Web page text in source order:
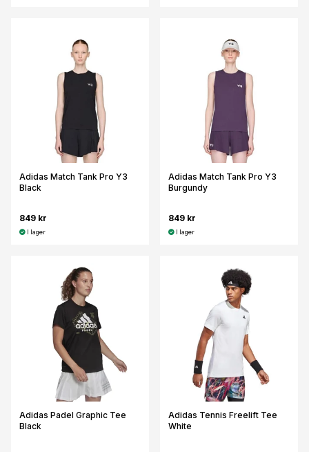
Adidas Match Tank Pro Y3
Black
849 kr
I lager
Adidas Match Tank Pro Y3
Burgundy
849 kr
I lager
Adidas Padel Graphic Tee
Black
Adidas Tennis Freelift Tee
White